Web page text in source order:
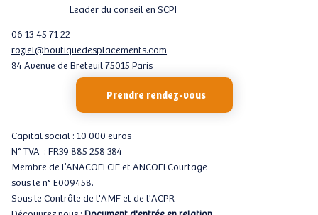
Leader du conseil en SCPI
06 13 45 71 22
roziel@boutiquedesplacements.com
84 Avenue de Breteuil 75015 Paris
Prendre rendez-vous
Capital social : 10 000 euros
N° TVA : FR39 885 258 384
Membre de l’ANACOFI CIF et ANCOFI Courtage
sous le n° E009458.
Sous le Contrôle de l'AMF et de l'ACPR